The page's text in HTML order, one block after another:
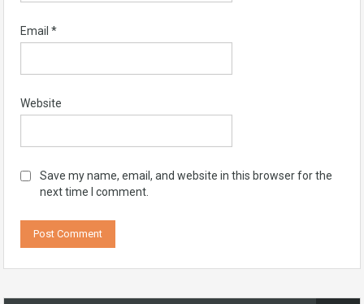
Email *
Website
Save my name, email, and website in this browser for the
next time I comment.